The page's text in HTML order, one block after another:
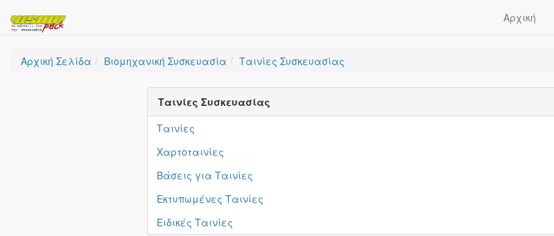
Αρχική
Αρχική Σελίδα Βιομηχανική Συσκευασία Ταινίες Συσκευασίας
Ταινίες Συσκευασίας
Ταινίες
Χαρτοταινίες
Βάσεις για Ταινίες
Εκτυπωμένες Ταινίες
Ειδικές Ταινίες